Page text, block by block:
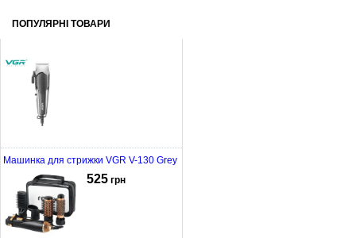
ПОПУЛЯРНІ ТОВАРИ
Машинка для стрижки VGR V-130 Grey
525 грн